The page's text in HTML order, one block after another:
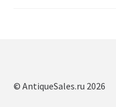
© AntiqueSales.ru 2026